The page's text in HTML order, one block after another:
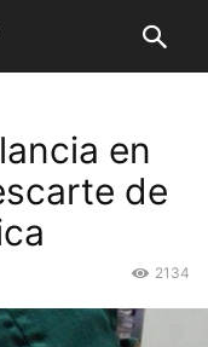
en
de
2134